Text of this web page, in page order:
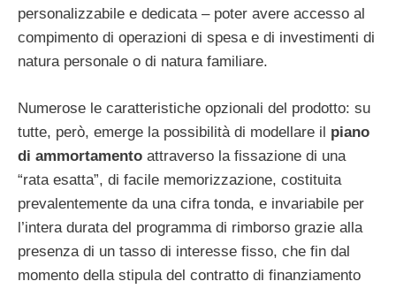
personalizzabile e dedicata – poter avere accesso al
compimento di operazioni di spesa e di investimenti di
natura personale o di natura familiare.
Numerose le caratteristiche opzionali del prodotto: su
tutte, però, emerge la possibilità di modellare il piano
di ammortamento attraverso la fissazione di una
“rata esatta”, di facile memorizzazione, costituita
prevalentemente da una cifra tonda, e invariabile per
l’intera durata del programma di rimborso grazie alla
presenza di un tasso di interesse fisso, che fin dal
momento della stipula del contratto di finanziamento